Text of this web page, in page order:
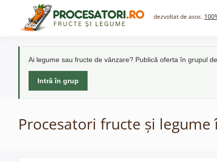
content
dezvoltat de asoc.
Ai legume sau fructe de vânzare? Publică oferta în grupul
Intră în grup
Procesatori fructe și legume